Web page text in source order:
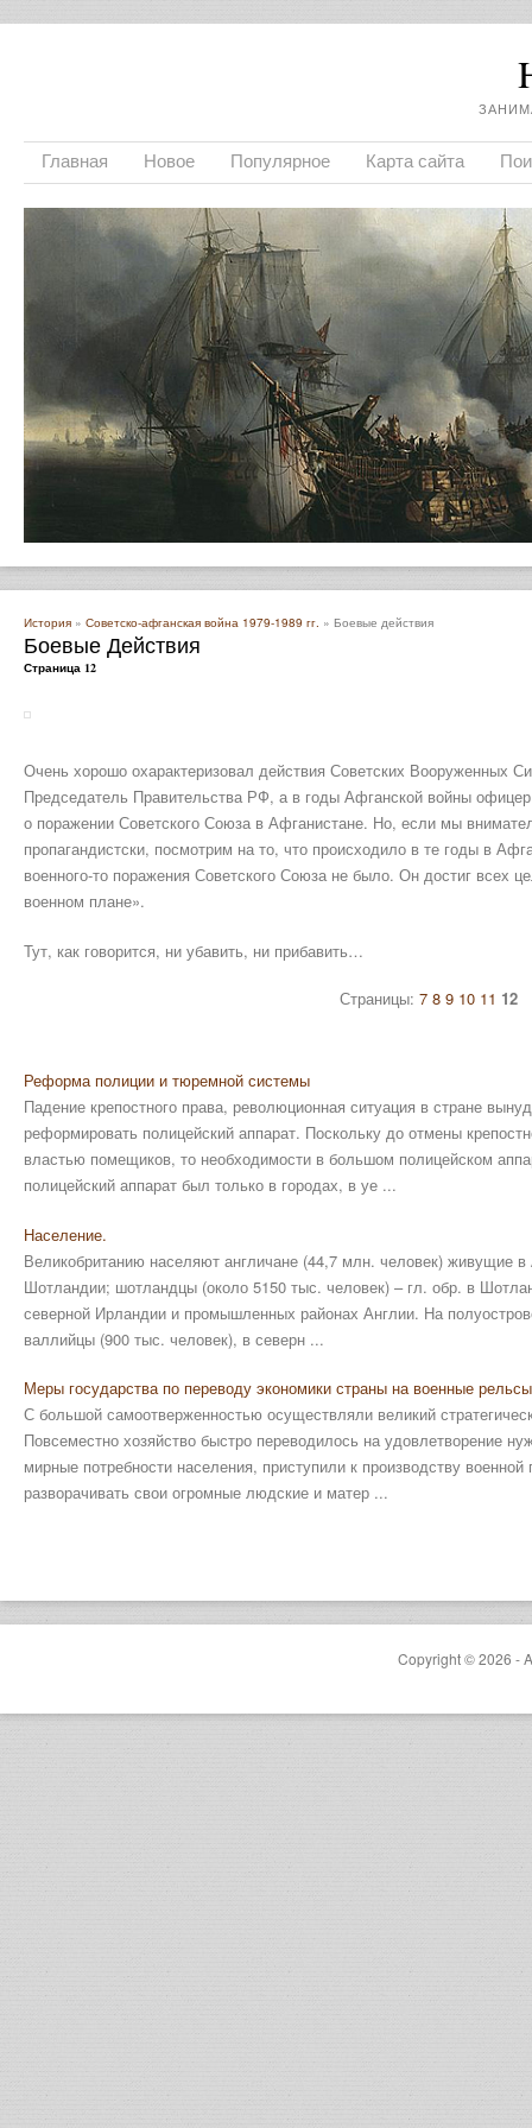
Главная Новое Популярное Карта сайта
История » Советско-афганская война 1979-1989 гг. » Боевые действия
Боевые Действия
Страница 12
Очень хорошо охарактеризовал действия Советских Вооруженных
Председатель Правительства РФ, а в годы Афганской войны
о поражении Советского Союза в Афганистане. Но, если мы
пропагандистски, посмотрим на то, что происходило в те годы в
военного-то поражения Советского Союза не было. Он достиг всех
военном плане».
Тут, как говорится, ни убавить, ни прибавить…
Страницы:7 8 9 10 11 12
Реформа полиции и тюремной системы
Падение крепостного права, революционная ситуация в стране
реформировать полицейский аппарат. Поскольку до отмены
властью помещиков, то необходимости в большом полицейском
полицейский аппарат был только в городах, в уе ...
Население.
Великобританию населяют англичане (44,7 млн. человек) живущие
Шотландии; шотландцы (около 5150 тыс. человек) – гл. обр. в
северной Ирландии и промышленных районах Англии. На
валлийцы (900 тыс. человек), в северн ...
Меры государства по переводу экономики страны на военные рельсы
С большой самоотверженностью осуществляли великий
Повсеместно хозяйство быстро переводилось на удовлетворение
мирные потребности населения, приступили к производству
разворачивать свои огромные людские и матер ...
Copyright © 2026 -